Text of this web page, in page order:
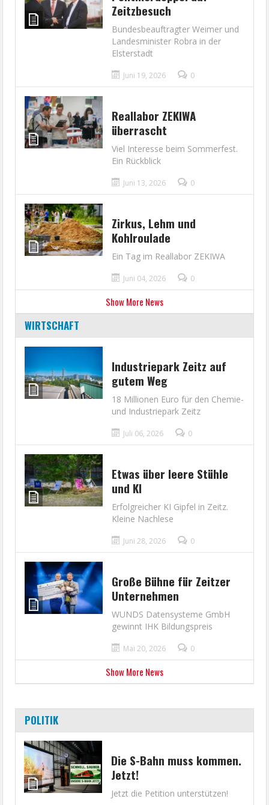
Zeitzbesuch
Bundesbeauftragter Weimer und
Landesminister Robra in der
Elsterstadt
Juni 19, 2026 0
Reallabor ZEKIWA
überrascht
Viel Interesse beim Sommerfest.
Ein Rückblick
Juni 13, 2026 0
Zirkus, Lehm und
Kohlroulade
Ein Tag im Reallabor ZEKIWA
Juni 04, 2026 0
Show More News
WIRTSCHAFT
Industriepark Zeitz auf
gutem Weg
18 Millionen Euro für den Chemie-
und Industriepark Zeitz
Juli 06, 2026 0
Etwas über leere Stühle
und KI
Erfolgreicher KI Gipfel in Zeitz.
Kleine Nachlese
Juni 28, 2026 0
Große Bühne für Zeitzer
Unternehmen
WUNDS Datensysteme GmbH
gewinnt IHK Bildungspreis
Mai 20, 2026 0
Show More News
POLITIK
Die S-Bahn muss kommen.
Jetzt!
Jetzt die Petition unterstützen!